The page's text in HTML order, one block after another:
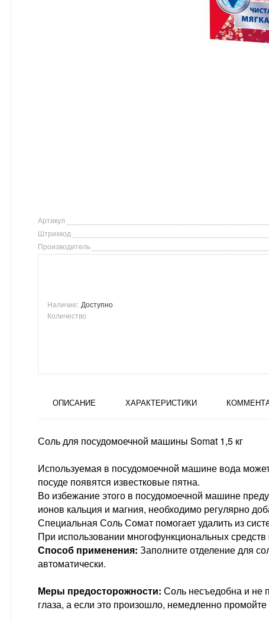
Артикул
Штрихкод
Производитель
Наличие: Доступно
Количество
ОПИСАНИЕ ХАРАКТЕРИСТИКИ
Соль для посудомоечной машины Somat 1,5 кг
Используемая в посудомоечной машине вода
посуде появятся известковые пятна.
Во избежание этого в посудомоечной машине
ионов кальция и магния, необходимо регулярно
Специальная Соль Сомат помогает удалить из
При использовании многофункциональных
Способ применения: Заполните отделение для
автоматически.
Меры предосторожности: Соль несъедобна и не
глаза, а если это произошло, немедленно